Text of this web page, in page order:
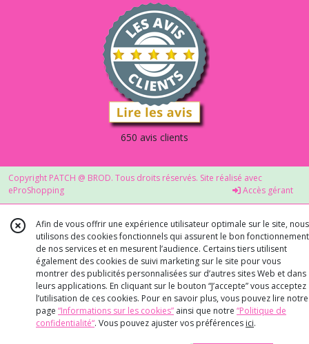
650 avis clients
Copyright PATCH @ BROD. Tous droits réservés. Site réalisé avec
eProShopping
Accès gérant
Afin de vous offrir une expérience utilisateur optimale sur le site, nous
utilisons des cookies fonctionnels qui assurent le bon fonctionnement
de nos services et en mesurent l’audience. Certains tiers utilisent
également des cookies de suivi marketing sur le site pour vous
montrer des publicités personnalisées sur d’autres sites Web et dans
leurs applications. En cliquant sur le bouton “J’accepte” vous acceptez
l’utilisation de ces cookies. Pour en savoir plus, vous pouvez lire notre
page “Informations sur les cookies” ainsi que notre “Politique de
confidentialité“. Vous pouvez ajuster vos préférences ici.